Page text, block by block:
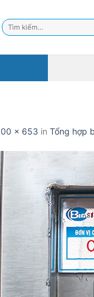
Tìm
kiếm:
× 653 in Tổng hợp